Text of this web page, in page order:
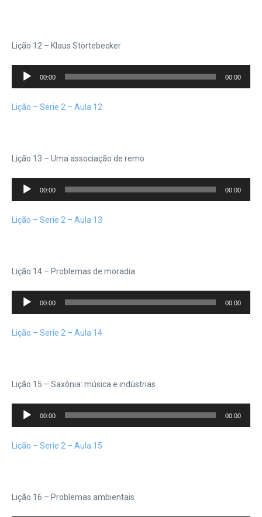
Lição 12 – Klaus Störtebecker
Tocador
00:00 00:00
Lição – Serie 2 – Aula 12
Lição 13 – Uma associação de remo
Tocador
00:00 00:00
Lição – Serie 2 – Aula 13
Lição 14 – Problemas de moradia
Tocador
00:00 00:00
Lição – Serie 2 – Aula 14
Lição 15 – Saxônia: música e indústrias
Tocador
00:00 00:00
Lição – Serie 2 – Aula 15
Lição 16 – Problemas ambientais